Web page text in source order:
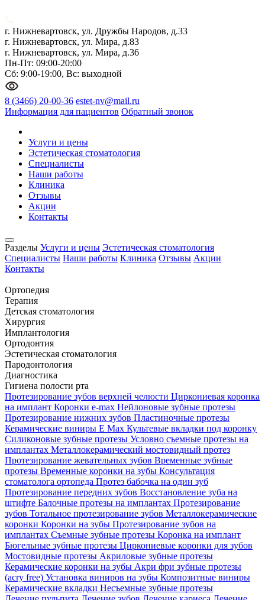
г. Нижневартовск, ул. Дружбы Народов, д.33
г. Нижневартовск, ул. Мира, д.83
г. Нижневартовск, ул. Мира, д.36
Пн-Пт: 09:00-20:00
Сб: 9:00-19:00, Вс: выходной
8 (3466) 20-00-36 estet-nv@mail.ru
Информация для пациентов Обратный звонок
Услуги и цены
Эстетическая стоматология
Специалисты
Наши работы
Клиника
Отзывы
Акции
Контакты
Разделы Услуги и цены Эстетическая стоматология
Специалисты Наши работы Клиника Отзывы Акции
Контакты
Ортопедия
Терапия
Детская стоматология
Хирургия
Имплантология
Ортодонтия
Эстетическая стоматология
Пародонтология
Диагностика
Гигиена полости рта
Протезирование зубов верхней челюсти Циркониевая коронка
на имплант Коронки e-max Нейлоновые зубные протезы
Протезирование нижних зубов Пластиночные протезы
Керамические виниры E Max Культевые вкладки под коронку
Силиконовые зубные протезы Условно съемные протезы на
имплантах Металлокерамический мостовидный протез
Протезирование жевательных зубов Временные зубные
протезы Временные коронки на зубы Консультация
стоматолога ортопеда Протез бабочка на один зуб
Протезирование передних зубов Восстановление зуба на
штифте Балочные протезы на имплантах Протезирование
зубов Тотальное протезирование зубов Металлокерамические
коронки Коронки на зубы Протезирование зубов на
имплантах Съемные зубные протезы Коронка на имплант
Бюгельные зубные протезы Циркониевые коронки для зубов
Мостовидные протезы Акриловые зубные протезы
Керамические коронки на зубы Акри фри зубные протезы
(acry free) Установка виниров на зубы Композитные виниры
Керамические вкладки Несъемные зубные протезы